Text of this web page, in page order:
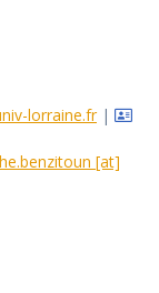
lorraine.fr|
[at]